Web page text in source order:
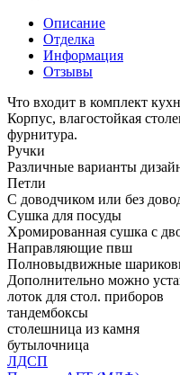
Описание
Отделка
Информация
Отзывы
Что входит в комплект
Корпус, влагостойкая
фурнитура.
Ручки
Различные варианты
Петли
С доводчиком или без
Сушка для посуды
Хромированная сушка с
Направляющие пвш
Полновыдвижные
Дополнительно можно
лоток для стол. приборов
тандембоксы
столешница из камня
бутылочница
ЛДСП